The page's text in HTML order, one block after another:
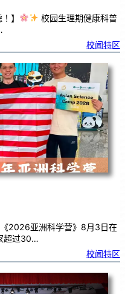
】
校园生理期健康科普
校闻特区
2026亚洲科学营》8月3日在
超过30…
校闻特区